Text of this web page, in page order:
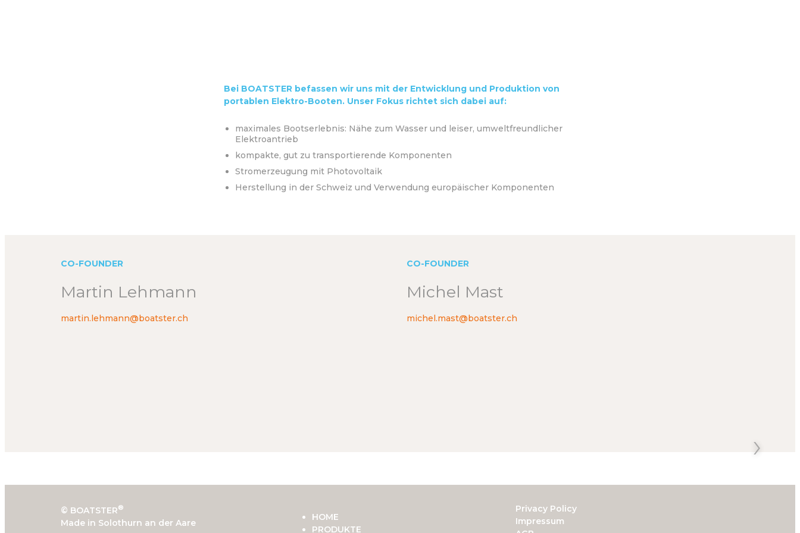
Bei BOATSTER befassen wir uns mit der Entwicklung und Produktion von
portablen Elektro-Booten. Unser Fokus richtet sich dabei auf:
maximales Bootserlebnis: Nähe zum Wasser und leiser, umweltfreundlicher
Elektroantrieb
kompakte, gut zu transportierende Komponenten
Stromerzeugung mit Photovoltaik
Herstellung in der Schweiz und Verwendung europäischer Komponenten
CO-FOUNDER
Martin Lehmann
martin.lehmann@boatster.ch
CO-FOUNDER
Michel Mast
michel.mast@boatster.ch
© BOATSTER®
Made in Solothurn an der Aare
HOME
PRODUKTE
Privacy Policy
Impressum